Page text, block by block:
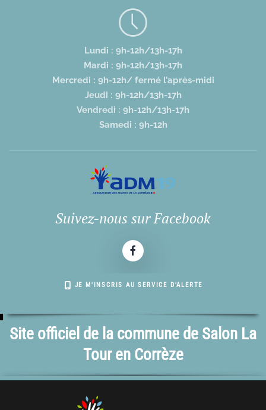
Lundi : 9h-12h/13h-17h
Mardi : 9h-12h/13h-17h
Mercredi : 9h-12h/ fermé l’après-midi
Jeudi : 9h-12h/13h-17h
Vendredi : 9h-12h/13h-17h
Samedi : 9h-12h
Suivez-nous sur Facebook
JE M'INSCRIS AU SERVICE D'ALERTE
Site officiel de la commune de Salon La
Tour en Corrèze